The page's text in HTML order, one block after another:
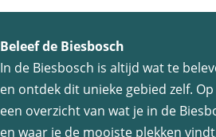
d
e
z
d
e
z
e
d
e
z
Beleef de Biesbosch
In de Biesbosch is altijd wat te
en ontdek dit unieke gebied zelf.
een overzicht van wat je in de
en waar je de mooiste plekken